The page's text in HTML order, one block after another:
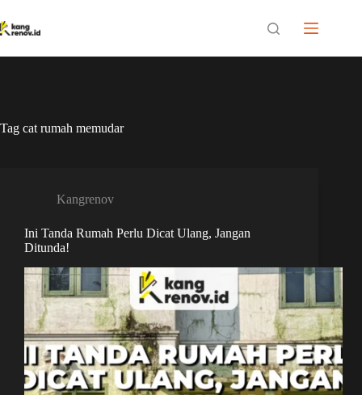
to
content
Tag cat rumah memudar
Kangrenov
Ini Tanda Rumah Perlu Dicat Ulang, Jangan
Ditunda!